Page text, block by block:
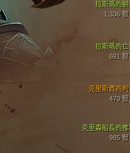
拉斯瑪的骿
1,336 智
拉斯瑪的亡
691 智
克里森船長的推
985 智
克里斯賓的判
470 智